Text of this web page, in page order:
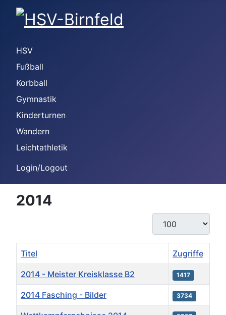
HSV
Fußball
Korbball
Gymnastik
Kinderturnen
Wandern
Leichtathletik
Login/Logout
2014
Anzeige #
Titel Zugriffe
2014 - Meister Kreisklasse B2 1417
2014 Fasching - Bilder 3734